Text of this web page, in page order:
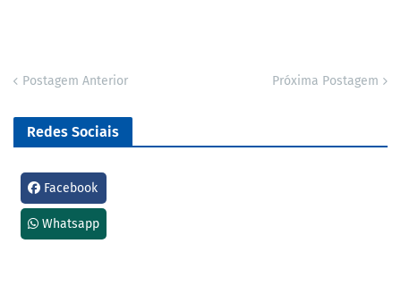
Postagem Anterior Próxima Postagem
Redes Sociais
Facebook
Whatsapp